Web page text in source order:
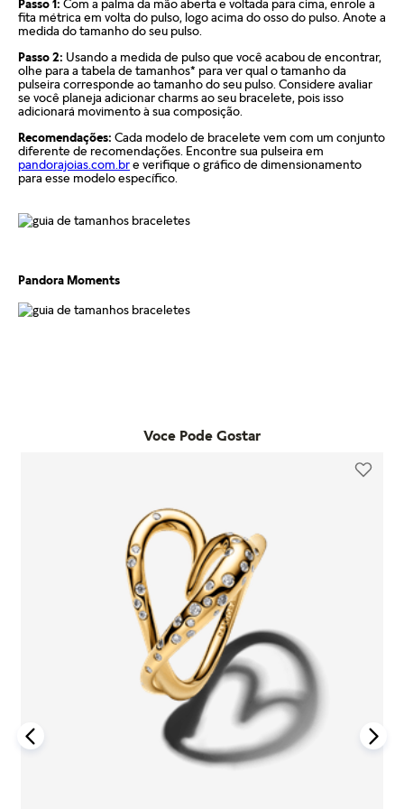
Pandora informando o número do pedido, fotos do produto e
uma descrição do problema. Se for confirmado um defeito de
fabricação, o cliente poderá receber um reembolso para uma
nova compra ou realizar a troca do produto dentro do prazo
de um ano, mediante avaliação técnica.
Compras realizadas nas lojas físicas podem ser trocadas no
prazo de até 30 dias, desde que os produtos estejam sem uso,
na embalagem original e acompanhados da nota fiscal. A
troca só pode ser feita na mesma loja onde a compra foi
realizada.
Além disso, a Pandora oferece parcelamento em até 10 vezes
sejam originais pode comprometer a durabilidade dos
braceletes, invalidando a garantia.
Para acionar a garantia, o cliente deve seguir as instruções de
devolução fornecidas pela Pandora. Após o recebimento do
produto, a empresa analisará o defeito e, caso esteja dentro
das condições estabelecidas, enviará um item substituto. O
produto de reposição mantém a garantia remanescente do
item original, sem prorrogação do prazo.
oferece reembolso para produtos com defeito.
cadastrado logo após o faturamento do pedido.
Caso tenha dúvidas ou precise de mais informações sobre o
Passo 1: Com a palma da mão aberta e voltada para cima, enrole a
fita métrica em volta do pulso, logo acima do osso do pulso. Anote a
medida do tamanho do seu pulso.
Passo 2: Usando a medida de pulso que você acabou de encontrar,
olhe para a tabela de tamanhos* para ver qual o tamanho da
pulseira corresponde ao tamanho do seu pulso. Considere avaliar
se você planeja adicionar charms ao seu bracelete, pois isso
adicionará movimento à sua composição.
Recomendações: Cada modelo de bracelete vem com um conjunto
diferente de recomendações. Encontre sua pulseira em
pandorajoias.com.bre verifique o gráfico de dimensionamento
para esse modelo específico.
Pandora Moments
Voce Pode Gostar